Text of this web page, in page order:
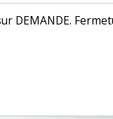
DEMANDE.